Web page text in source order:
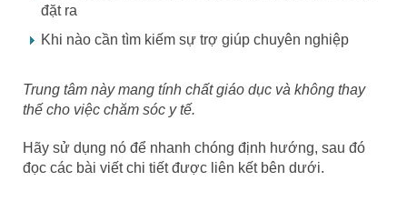
đặt ra
Khi nào cần tìm kiếm sự trợ giúp chuyên nghiệp
Trung tâm này mang tính chất giáo dục và không thay
thế cho việc chăm sóc y tế.
Hãy sử dụng nó để nhanh chóng định hướng, sau đó
đọc các bài viết chi tiết được liên kết bên dưới.